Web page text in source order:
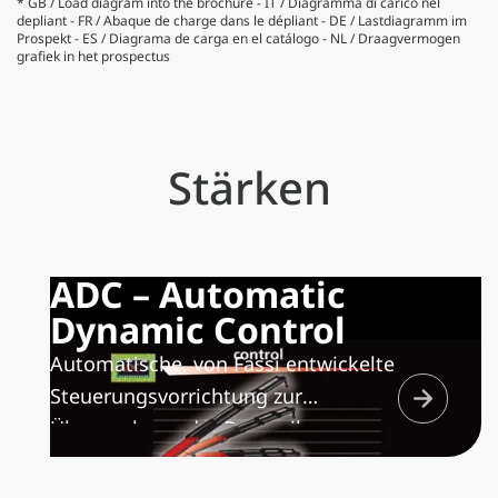
depliant - FR / Abaque de charge dans le dépliant - DE / Lastdiagramm im
Prospekt - ES / Diagrama de carga en el catálogo - NL / Draagvermogen
grafiek in het prospectus
Stärken
ADC – Automatic
Dynamic Control
Automatische, von Fassi entwickelte
Steuerungsvorrichtung zur
Überwachung der Dynamik
sämtlicher Kranfunktionen und